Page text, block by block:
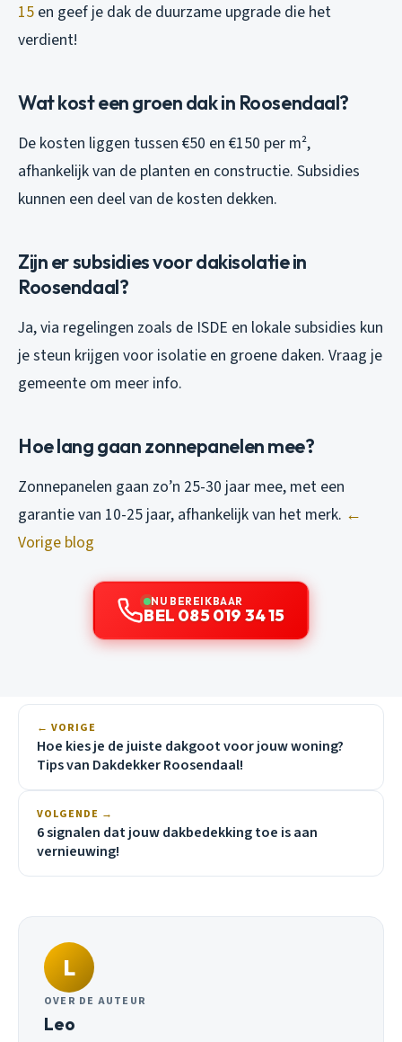
15 en geef je dak de duurzame upgrade die het
verdient!
Wat kost een groen dak in Roosendaal?
De kosten liggen tussen €50 en €150 per m²,
afhankelijk van de planten en constructie. Subsidies
kunnen een deel van de kosten dekken.
Zijn er subsidies voor dakisolatie in
Roosendaal?
Ja, via regelingen zoals de ISDE en lokale subsidies kun
je steun krijgen voor isolatie en groene daken. Vraag je
gemeente om meer info.
Hoe lang gaan zonnepanelen mee?
Zonnepanelen gaan zo’n 25-30 jaar mee, met een
garantie van 10-25 jaar, afhankelijk van het merk. ←
Vorige blog
NU BEREIKBAAR
BEL 085 019 34 15
← VORIGE
Hoe kies je de juiste dakgoot voor jouw woning?
Tips van Dakdekker Roosendaal!
VOLGENDE →
6 signalen dat jouw dakbedekking toe is aan
vernieuwing!
L
OVER DE AUTEUR
Leo